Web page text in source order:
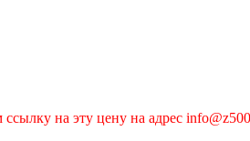
на эту цену на адрес